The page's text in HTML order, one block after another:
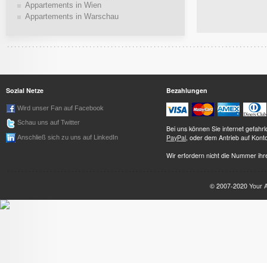
Appartements in Wien
Appartements in Warschau
Sozial Netze
Wird unser Fan auf Facebook
Schau uns auf Twitter
Anschließ sich zu uns auf LinkedIn
Bezahlungen
Bei uns können Sie internet
PayPal, oder dem Antrieb auf
Wir erfordern nicht die Nummer
© 2007-2020 Your